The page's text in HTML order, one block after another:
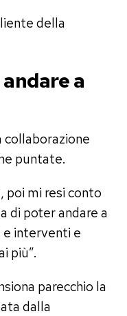
della
a
collaborazione
puntate.
poi mi resi conto
di poter andare a
e interventi e
più”.
parecchio la
dalla